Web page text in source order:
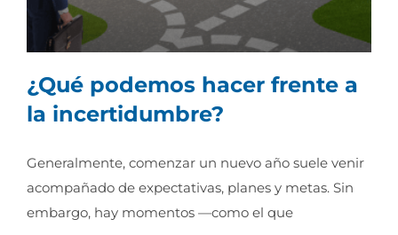
¿Qué podemos hacer frente a la
¿Qué podemos hacer frente a
la incertidumbre?
Generalmente, comenzar un nuevo año suele venir
acompañado de expectativas, planes y metas. Sin
embargo, hay momentos —como el que